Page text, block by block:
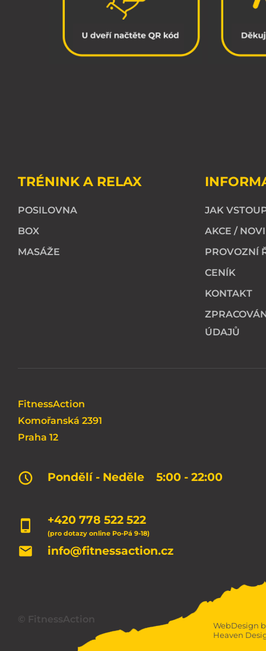
TRÉNINK A RELAX
POSILOVNA
BOX
MASÁŽE
JAK
AKCE /
PROVOZNÍ
CENÍK
KONTAKT
ÚDAJŮ
FitnessAction
Komořanská 2391
Praha 12
Pondělí - Neděle 5:00 - 22:00
+420 778 522 522
(pro dotazy online Po-Pá 9-18)
info@fitnessaction.cz
© FitnessAction
WebDesign
Heaven